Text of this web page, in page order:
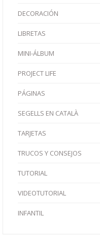
DECORACIÓN
LIBRETAS
MINI-ÁLBUM
PROJECT LIFE
PÁGINAS
SEGELLS EN CATALÀ
TARJETAS
TRUCOS Y CONSEJOS
TUTORIAL
VIDEOTUTORIAL
INFANTIL